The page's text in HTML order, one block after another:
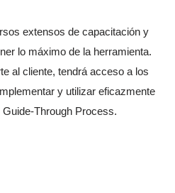
extensos de capacitación y
lo máximo de la herramienta.
al cliente, tendrá acceso a los
y utilizar eficazmente
Through Process.